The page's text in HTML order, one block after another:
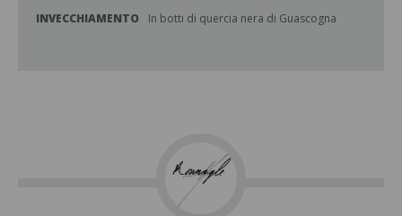
INVECCHIAMENTO In botti di quercia nera di Guascogna